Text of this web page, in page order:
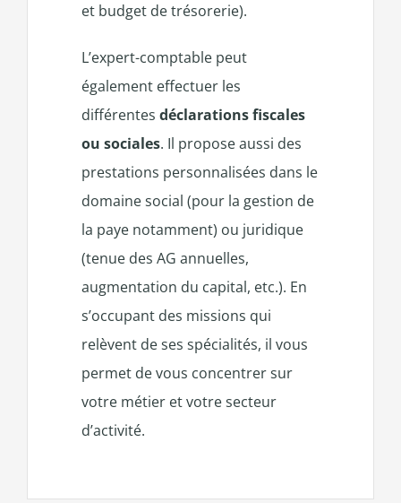
et budget de trésorerie).
L’expert-comptable peut
également effectuer les
différentes déclarations fiscales
ou sociales. Il propose aussi des
prestations personnalisées dans le
domaine social (pour la gestion de
la paye notamment) ou juridique
(tenue des AG annuelles,
augmentation du capital, etc.). En
s’occupant des missions qui
relèvent de ses spécialités, il vous
permet de vous concentrer sur
votre métier et votre secteur
d’activité.